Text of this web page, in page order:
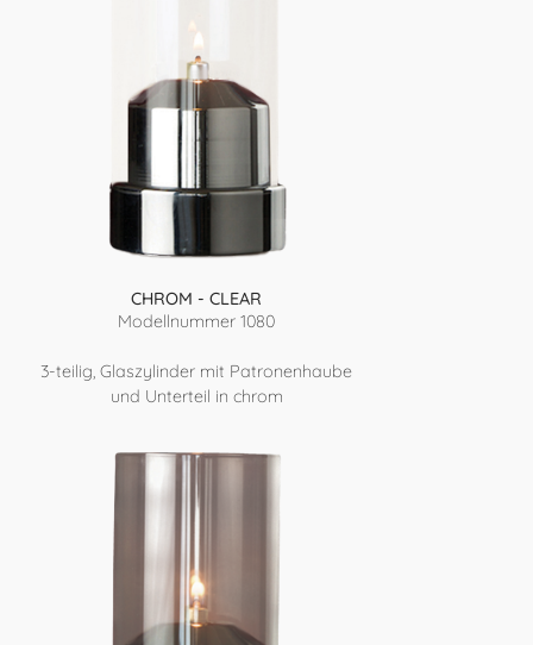
CHROM - CLEAR
Modellnummer 1080
3-teilig, Glaszylinder mit Patronenhaube
und Unterteil in chrom